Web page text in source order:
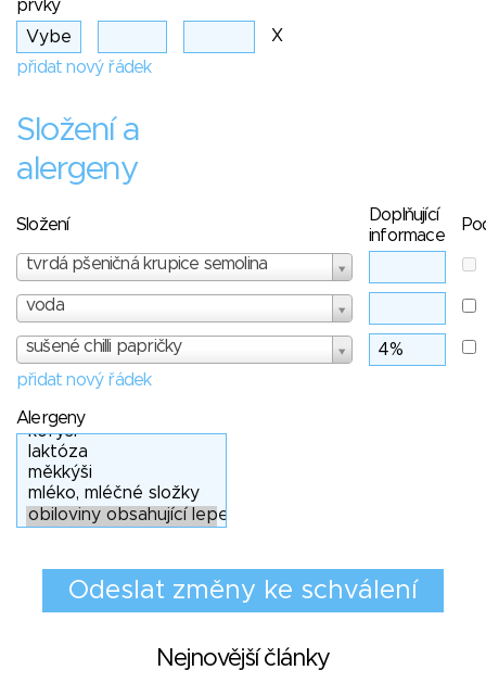
prvky
X
přidat nový řádek
Složení a
alergeny
Složení
Doplňující
informace
tvrdá pšeničná krupice semolina
voda
sušené chilli papričky
přidat nový řádek
Alergeny
Nejnovější články